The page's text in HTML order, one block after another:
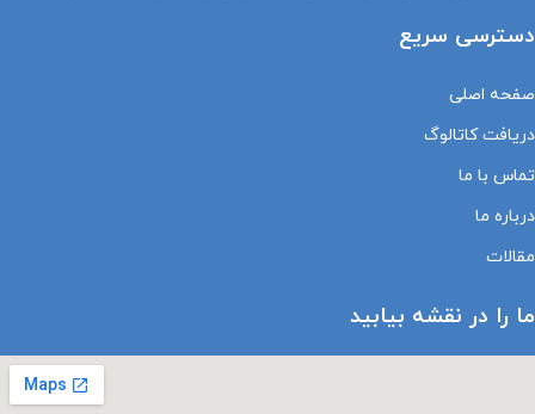
دسترسی سریع
صفحه اصلی
دریافت کاتالوگ
تماس با ما
درباره ما
مقالات
ما را در نقشه بیابید